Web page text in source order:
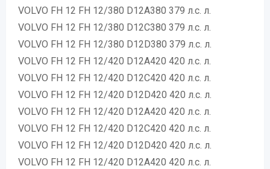
VOLVO FH 12 FH 12/380 D12A380 379 л.с. л.
VOLVO FH 12 FH 12/380 D12C380 379 л.с. л.
VOLVO FH 12 FH 12/380 D12D380 379 л.с. л.
VOLVO FH 12 FH 12/420 D12A420 420 л.с. л.
VOLVO FH 12 FH 12/420 D12C420 420 л.с. л.
VOLVO FH 12 FH 12/420 D12D420 420 л.с. л.
VOLVO FH 12 FH 12/420 D12A420 420 л.с. л.
VOLVO FH 12 FH 12/420 D12C420 420 л.с. л.
VOLVO FH 12 FH 12/420 D12D420 420 л.с. л.
VOLVO FH 12 FH 12/420 D12A420 420 л.с. л.